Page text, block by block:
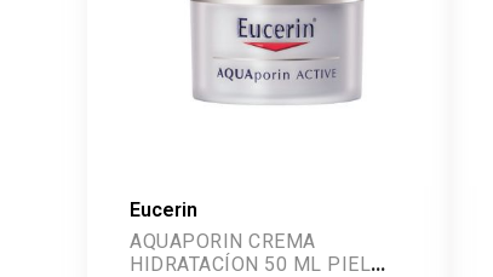
Eucerin
AQUAPORIN CREMA
HIDRATACÍON 50 ML PIEL